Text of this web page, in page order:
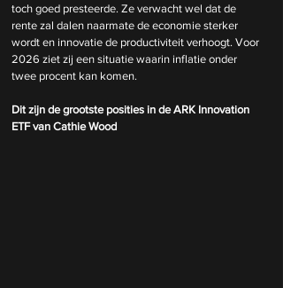
toch goed presteerde. Ze verwacht wel dat de
rente zal dalen naarmate de economie sterker
wordt en innovatie de productiviteit verhoogt. Voor
2026 ziet zij een situatie waarin inflatie onder
twee procent kan komen.
Dit zijn de grootste posities in de ARK Innovation
ETF van Cathie Wood